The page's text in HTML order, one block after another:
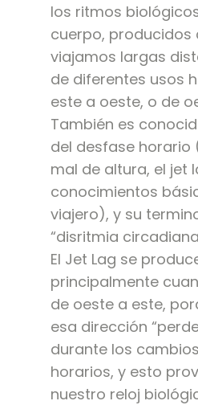
los ritmos
cuerpo, producidos
viajamos largas
de diferentes usos
este a oeste, o de
También es
del desfase horario
mal de altura, el jet
conocimientos
viajero), y su
“disritmia
El Jet Lag se
principalmente
de oeste a este,
esa dirección
durante los
horarios, y esto
nuestro reloj